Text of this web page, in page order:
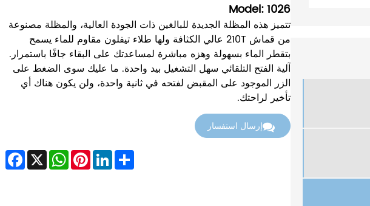
Model: 1026
تتميز هذه المظلة الجديدة للبالغين ذات الجودة العالية، والمظلة مصنوعة
من قماش 210T عالي الكثافة ولها طلاء تيفلون مقاوم للماء يسمح
بتقطر الماء بسهولة وهزه مباشرة لمساعدتك على البقاء جافًا باستمرار.
آلية الفتح التلقائي سهل التشغيل بيد واحدة. ما عليك سوى الضغط على
الزر الموجود على المقبض لفتحه في ثانية واحدة، ولن يكون هناك أي
تأخير لراحتك.
إرسال استفسار
X
WhatsAppPinterestLinkedIn Share